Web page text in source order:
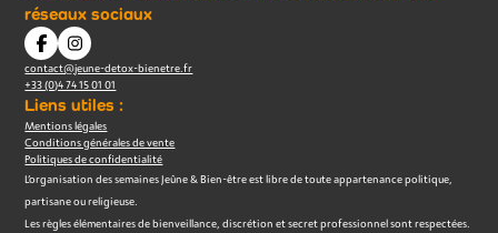
réseaux sociaux
contact@jeune-detox-bienetre.fr
+33 (0)4 74 15 01 01
Liens utiles :
Mentions légales
Conditions générales de vente
Politiques de confidentialité
L’organisation des semaines Jeûne & Bien-être est libre de toute appartenance politique,
partisane ou religieuse.
Les règles élémentaires de bienveillance, discrétion et secret professionnel sont respectées.